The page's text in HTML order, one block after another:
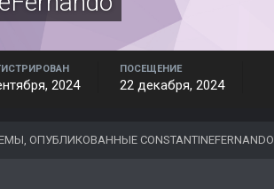
2024
ПОСЕЩЕНИЕ
22 декабря, 2024
ОПУБЛИКОВАННЫЕ CONSTANTINEFERNANDO